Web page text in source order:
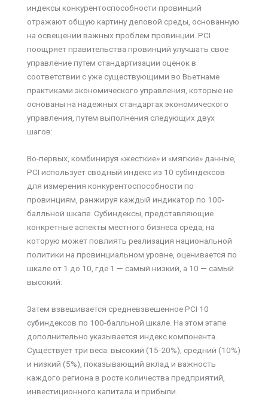
индексы конкурентоспособности провинций
отражают общую картину деловой среды, основанную
на освещении важных проблем провинции. PCI
поощряет правительства провинций улучшать свое
управление путем стандартизации оценок в
соответствии с уже существующими во Вьетнаме
практиками экономического управления, которые не
основаны на надежных стандартах экономического
управления, путем выполнения следующих двух
шагов:
Во-первых, комбинируя «жесткие» и «мягкие» данные,
PCI использует сводный индекс из 10 субиндексов
для измерения конкурентоспособности по
провинциям, ранжируя каждый индикатор по 100-
балльной шкале. Субиндексы, представляющие
конкретные аспекты местного бизнеса среда, на
которую может повлиять реализация национальной
политики на провинциальном уровне, оценивается по
шкале от 1 до 10, где 1 — самый низкий, а 10 — самый
высокий.
Затем взвешивается средневзвешенное PCI 10
субиндексов по 100-балльной шкале. На этом этапе
дополнительно указывается индекс компонента.
Существует три веса: высокий (15-20%), средний (10%)
и низкий (5%), показывающий вклад и важность
каждого региона в росте количества предприятий,
инвестиционного капитала и прибыли.